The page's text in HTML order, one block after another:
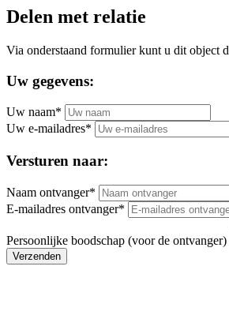
Delen met relatie
Via onderstaand formulier kunt u dit object
Uw gegevens:
Uw naam*
Uw e-mailadres*
Versturen naar:
Naam ontvanger*
E-mailadres ontvanger*
Persoonlijke boodschap (voor de ontvanger)
Verzenden